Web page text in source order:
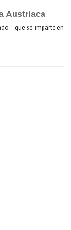
Austriaca
que se imparte en